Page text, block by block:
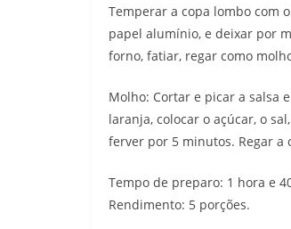
Temperar a copa lombo com
papel alumínio, e deixar por
forno, fatiar, regar como
Molho: Cortar e picar a salsa
laranja, colocar o açúcar, o
ferver por 5 minutos. Regar a
Tempo de preparo: 1 hora e
Rendimento: 5 porções.